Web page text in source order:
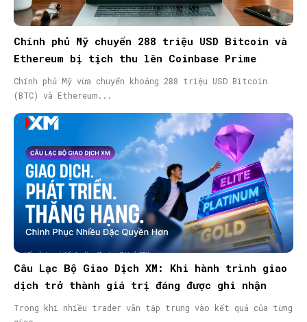
Chính phủ Mỹ chuyển 288 triệu USD Bitcoin và
Ethereum bị tịch thu lên Coinbase Prime
Chính phủ Mỹ vừa chuyển khoảng 288 triệu USD Bitcoin
(BTC) và Ethereum...
Câu Lạc Bộ Giao Dịch XM: Khi hành trình giao
dịch trở thành giá trị đáng được ghi nhận
Trong khi nhiều trader vẫn tập trung vào kết quả của từng